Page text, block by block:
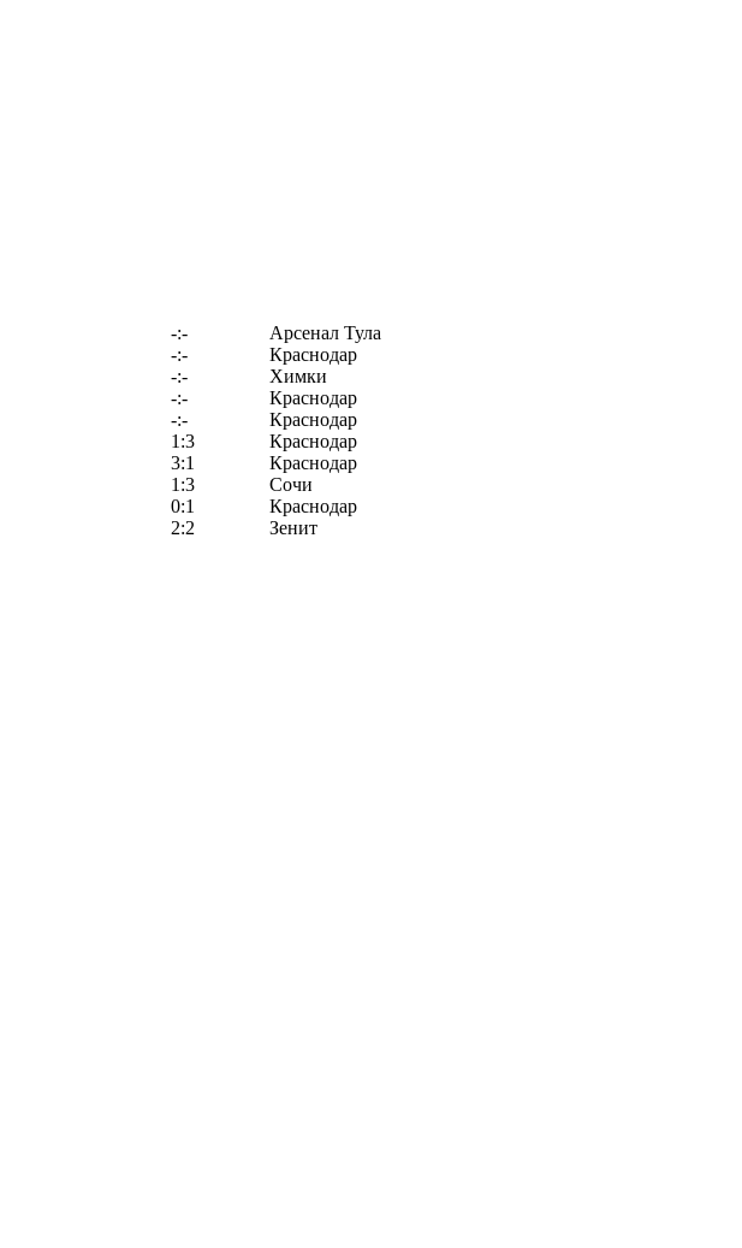
-:-
Арсенал Тула
-:-
Краснодар
-:-
Химки
-:-
Краснодар
-:-
Краснодар
1:3
Краснодар
3:1
Краснодар
1:3
Сочи
0:1
Краснодар
2:2
Зенит